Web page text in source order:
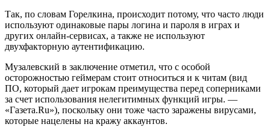
Так, по словам Горелкина, происходит потому, что часто люди
используют одинаковые пары логина и пароля в играх и
других онлайн-сервисах, а также не используют
двухфакторную аутентификацию.
Музалевский в заключение отметил, что с особой
осторожностью геймерам стоит относиться и к читам (вид
ПО, который дает игрокам преимущества перед соперниками
за счет использования нелегитимных функций игры. —
«Газета.Ru»), поскольку они тоже часто заражены вирусами,
которые нацелены на кражу аккаунтов.